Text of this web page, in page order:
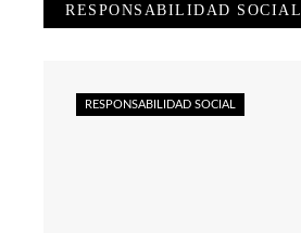
RESPONSABILIDAD SOCIAL
RESPONSABILIDAD SOCIAL